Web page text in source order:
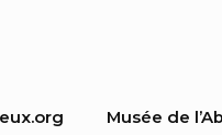
Musée de